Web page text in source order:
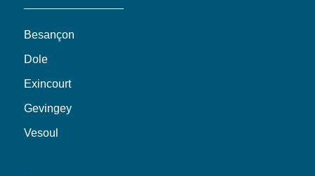
Besançon
Dole
Exincourt
Gevingey
Vesoul